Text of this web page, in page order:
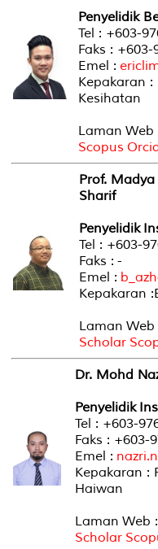
Penyelidik
Tel : +603-
Faks : +603-
Emel :
Kepakaran
Kesihatan
Laman Web
Scopus
Prof. Madya
Sharif
Penyelidik
Tel : +603-
Faks : -
Emel :
Kepakaran
Laman Web
Scholar
Dr. Mohd
Penyelidik
Tel : +603-
Faks : +603-
Emel :
Kepakaran :
Haiwan
Laman Web :
Scholar